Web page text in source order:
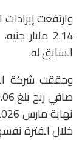
وارتفعت
السابق له.
وحققت شركة
خلال الفترة